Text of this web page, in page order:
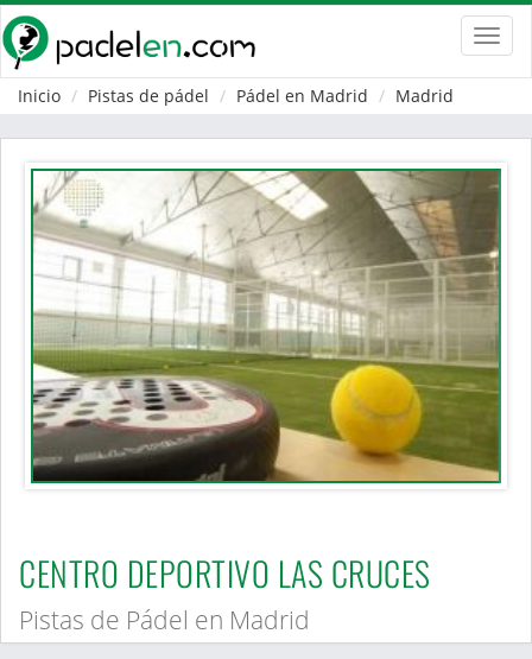
Inicio
Pistas de pádel Pádel en Madrid Madrid
CENTRO DEPORTIVO LAS CRUCES
Pistas de Pádel en Madrid